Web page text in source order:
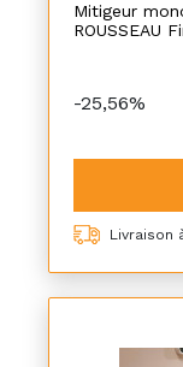
Mitigeur
ROUSSEAU
-25,56%
Livraison